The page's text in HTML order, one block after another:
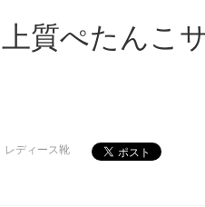
質ぺたんこ
レディース靴